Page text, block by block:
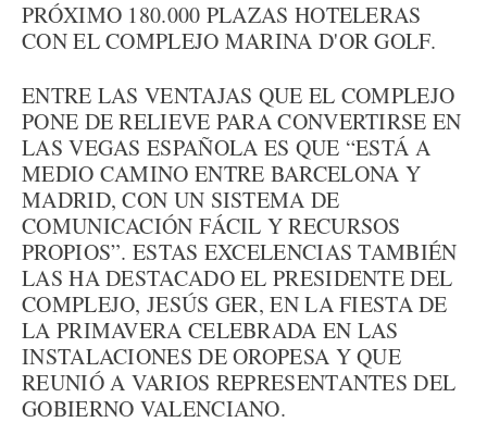
PRÓXIMO 180.000 PLAZAS HOTELERAS
CON EL COMPLEJO MARINA D'OR GOLF.
ENTRE LAS VENTAJAS QUE EL COMPLEJO
PONE DE RELIEVE PARA CONVERTIRSE EN
LAS VEGAS ESPAÑOLA ES QUE “ESTÁ A
MEDIO CAMINO ENTRE BARCELONA Y
MADRID, CON UN SISTEMA DE
COMUNICACIÓN FÁCIL Y RECURSOS
PROPIOS”. ESTAS EXCELENCIAS TAMBIÉN
LAS HA DESTACADO EL PRESIDENTE DEL
COMPLEJO, JESÚS GER, EN LA FIESTA DE
LA PRIMAVERA CELEBRADA EN LAS
INSTALACIONES DE OROPESA Y QUE
REUNIÓ A VARIOS REPRESENTANTES DEL
GOBIERNO VALENCIANO.